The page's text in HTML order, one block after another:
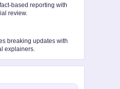
based reporting with
review.
breaking updates with
explainers.